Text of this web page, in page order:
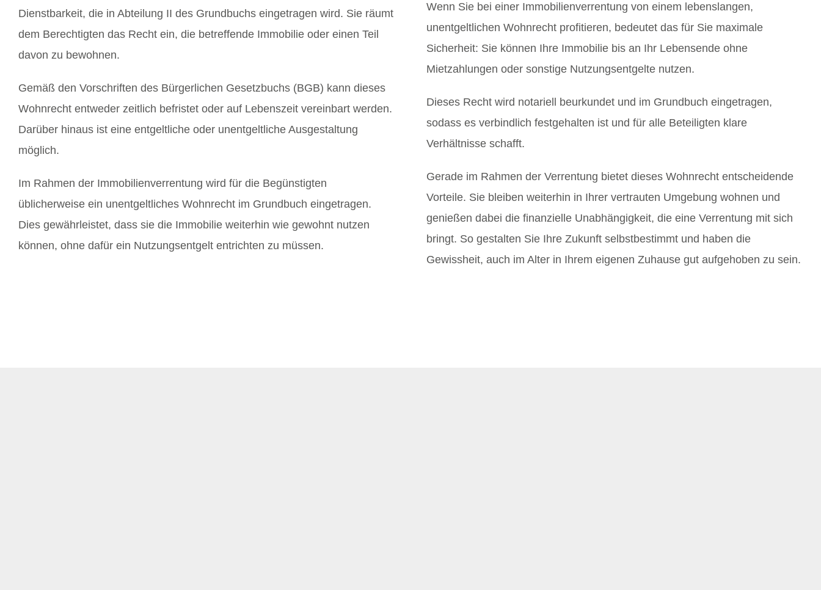
Dienstbarkeit, die in Abteilung II des Grundbuchs eingetragen wird. Sie räumt
dem Berechtigten das Recht ein, die betreffende Immobilie oder einen Teil
davon zu bewohnen.
Gemäß den Vorschriften des Bürgerlichen Gesetzbuchs (BGB) kann dieses
Wohnrecht entweder zeitlich befristet oder auf Lebenszeit vereinbart werden.
Darüber hinaus ist eine entgeltliche oder unentgeltliche Ausgestaltung
möglich.
Im Rahmen der Immobilienverrentung wird für die Begünstigten
üblicherweise ein unentgeltliches Wohnrecht im Grundbuch eingetragen.
Dies gewährleistet, dass sie die Immobilie weiterhin wie gewohnt nutzen
können, ohne dafür ein Nutzungsentgelt entrichten zu müssen.
Wenn Sie bei einer Immobilienverrentung von einem lebenslangen,
unentgeltlichen Wohnrecht profitieren, bedeutet das für Sie maximale
Sicherheit: Sie können Ihre Immobilie bis an Ihr Lebensende ohne
Mietzahlungen oder sonstige Nutzungsentgelte nutzen.
Dieses Recht wird notariell beurkundet und im Grundbuch eingetragen,
sodass es verbindlich festgehalten ist und für alle Beteiligten klare
Verhältnisse schafft.
Gerade im Rahmen der Verrentung bietet dieses Wohnrecht entscheidende
Vorteile. Sie bleiben weiterhin in Ihrer vertrauten Umgebung wohnen und
genießen dabei die finanzielle Unabhängigkeit, die eine Verrentung mit sich
bringt. So gestalten Sie Ihre Zukunft selbstbestimmt und haben die
Gewissheit, auch im Alter in Ihrem eigenen Zuhause gut aufgehoben zu sein.